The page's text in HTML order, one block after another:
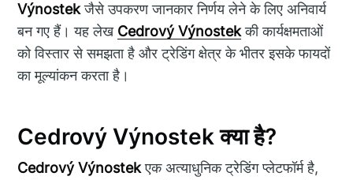
Výnostekजैसे उपकरण जानकार निर्णय लेने के लिए अनिवार्य
बन गए हैं। यह लेख Cedrový Výnostekकी कार्यक्षमताओं
को विस्तार से समझता है और ट्रेडिंग क्षेत्र के भीतर इसके फायदों
का मूल्यांकन करता है।
Cedrový Výnostek क्या है?
Cedrový Výnostekएक अत्याधुनिक ट्रेडिंग प्लेटफॉर्म है,